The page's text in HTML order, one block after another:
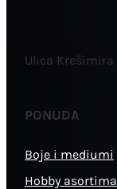
Ulica Krešimira
PONUDA
Boje i mediumi
Hobby